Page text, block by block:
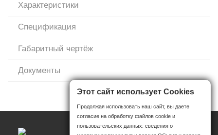
Характеристики
Спецификация
Габаритный чертёж
Документы
Этот сайт использует Cookies
Продолжая использовать наш сайт, вы даете
согласие на обработку файлов cookie и
пользовательских данных: сведения о